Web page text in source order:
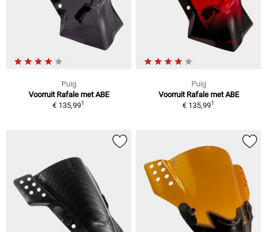
Puig
Voorruit Rafale met ABE
€ 135,991
Puig
Voorruit Rafale met ABE
€ 135,991